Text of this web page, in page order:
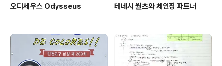
오디세우스 Odysseus 테네시 월츠와 체인징 파트너